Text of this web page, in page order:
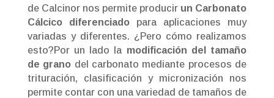
de Calcinor nos permite producir un Carbonato
Cálcico diferenciadopara aplicaciones muy
variadas y diferentes. ¿Pero cómo realizamos
esto?Por un lado la modificación del tamaño
de grano del carbonato mediante procesos de
trituración, clasificación y micronización nos
permite contar con una variedad de tamaños de